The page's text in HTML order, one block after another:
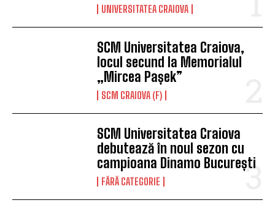
UNIVERSITATEA CRAIOVA
SCM Universitatea Craiova,
locul secund la Memorialul
„Mircea Pașek”
SCM CRAIOVA (F)
SCM Universitatea Craiova
debutează în noul sezon cu
campioana Dinamo București
FĂRĂ CATEGORIE